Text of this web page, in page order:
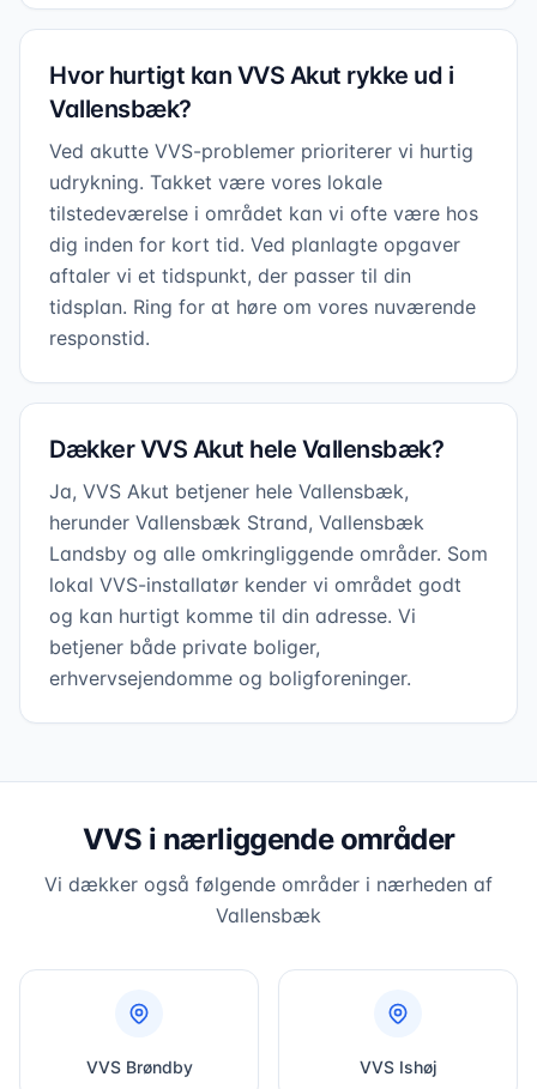
Hvor hurtigt kan VVS Akut rykke ud i
Vallensbæk?
Ved akutte VVS-problemer prioriterer vi hurtig
udrykning. Takket være vores lokale
tilstedeværelse i området kan vi ofte være hos
dig inden for kort tid. Ved planlagte opgaver
aftaler vi et tidspunkt, der passer til din
tidsplan. Ring for at høre om vores nuværende
responstid.
Dækker VVS Akut hele Vallensbæk?
Ja, VVS Akut betjener hele Vallensbæk,
herunder Vallensbæk Strand, Vallensbæk
Landsby og alle omkringliggende områder. Som
lokal VVS-installatør kender vi området godt
og kan hurtigt komme til din adresse. Vi
betjener både private boliger,
erhvervsejendomme og boligforeninger.
VVS i nærliggende områder
Vi dækker også følgende områder i nærheden af
Vallensbæk
VVS Brøndby VVS Ishøj